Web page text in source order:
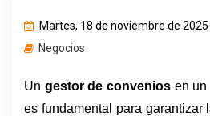
Martes, 18 de noviembre de 2025
Negocios
Un gestor de convenios en un
es fundamental para garantizar